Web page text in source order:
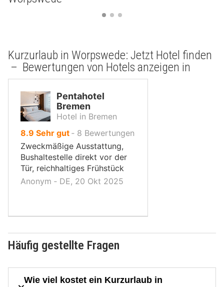
Kurzurlaub in Worpswede: Jetzt Hotel finden
– Bewertungen von Hotels anzeigen in
Pentahotel
Bremen
Hotel in Bremen
8.9 von
10,
Sehr gut ‐ 8 Bewertungen
Zweckmäßige Ausstattung,
Bushaltestelle direkt vor der
Tür, reichhaltiges Frühstück
Anonym ‐ DE, 20 Okt 2025
Häufig gestellte Fragen
Wie viel kostet ein Kurzurlaub in